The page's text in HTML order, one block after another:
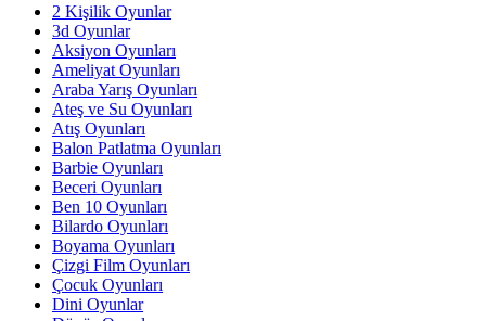
2 Kişilik Oyunlar
3d Oyunlar
Aksiyon Oyunları
Ameliyat Oyunları
Araba Yarış Oyunları
Ateş ve Su Oyunları
Atış Oyunları
Balon Patlatma Oyunları
Barbie Oyunları
Beceri Oyunları
Ben 10 Oyunları
Bilardo Oyunları
Boyama Oyunları
Çizgi Film Oyunları
Çocuk Oyunları
Dini Oyunlar